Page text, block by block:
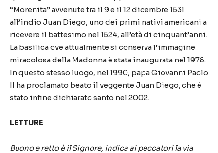
“Morenita” avvenute tra il 9 e il 12 dicembre 1531
all’indio Juan Diego, uno dei primi nativi americani a
ricevere il battesimo nel 1524, all’età di cinquant’anni.
La basilica ove attualmente si conserva l’immagine
miracolosa della Madonna è stata inaugurata nel 1976.
In questo stesso luogo, nel 1990, papa Giovanni Paolo
II ha proclamato beato il veggente Juan Diego, che è
stato infine dichiarato santo nel 2002.
LETTURE
Buono e retto è il Signore, indica ai peccatori la via